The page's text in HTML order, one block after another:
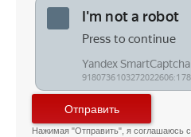
Отправить
Нажимая "Отправить", я соглашаюсь с